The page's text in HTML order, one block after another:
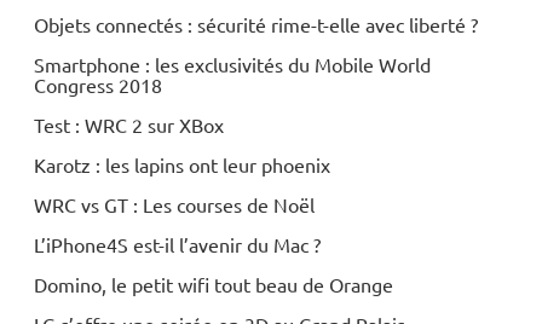
Objets connectés : sécurité rime-t-elle avec liberté ?
Smartphone : les exclusivités du Mobile World
Congress 2018
Test : WRC 2 sur XBox
Karotz : les lapins ont leur phoenix
WRC vs GT : Les courses de Noël
L’iPhone4S est-il l’avenir du Mac ?
Domino, le petit wifi tout beau de Orange